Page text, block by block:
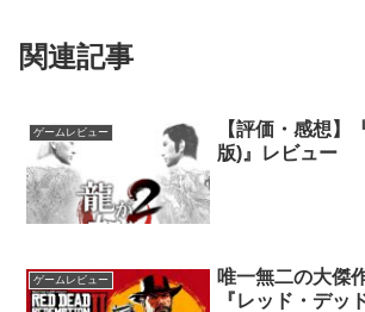
関連記事
ゲームレビュー
【評価・感想】
版)』レビュー
ゲームレビュー
唯一無二の大傑
『レッド・デッ